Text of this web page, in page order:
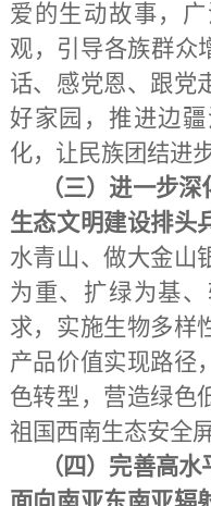
爱的生动故事，
观，引导各族群众
话、感党恩、跟党
好家园，推进边
化，让民族团结进
（三）进一步
生态文明建设排头
水青山、做大金山
为重、扩绿为基
求，实施生物多样
产品价值实现路径
色转型，营造绿色
祖国西南生态安全
（四）完善高